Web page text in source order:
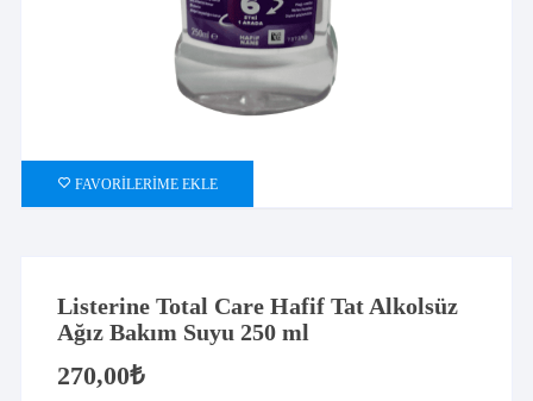
FAVORILERIME EKLE
Listerine Total Care Hafif Tat Alkolsüz
Ağız Bakım Suyu 250 ml
270,00₺